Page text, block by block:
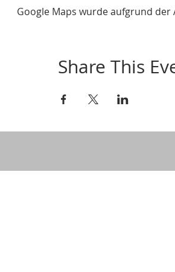
Google Maps wurde aufgrund
Share This